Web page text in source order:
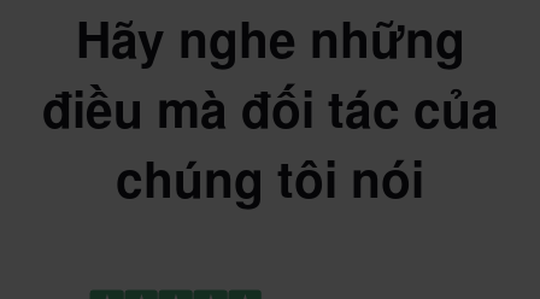
Hãy nghe những
điều mà đối tác của
chúng tôi nói